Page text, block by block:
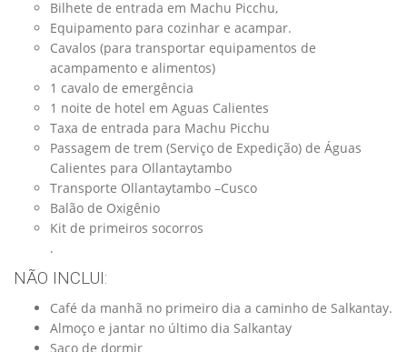
Bilhete de entrada em Machu Picchu,
Equipamento para cozinhar e acampar.
Cavalos (para transportar equipamentos de
acampamento e alimentos)
1 cavalo de emergência
1 noite de hotel em Aguas Calientes
Taxa de entrada para Machu Picchu
Passagem de trem (Serviço de Expedição) de Águas
Calientes para Ollantaytambo
Transporte Ollantaytambo –Cusco
Balão de Oxigênio
Kit de primeiros socorros
.
NÃO INCLUI:
Café da manhã no primeiro dia a caminho de Salkantay.
Almoço e jantar no último dia Salkantay
Saco de dormir